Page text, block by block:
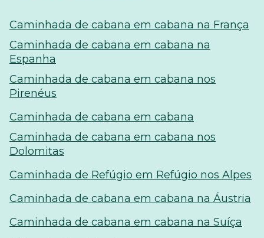
Caminhada de cabana em cabana na França
Caminhada de cabana em cabana na
Espanha
Caminhada de cabana em cabana nos
Pirenéus
Caminhada de cabana em cabana
Caminhada de cabana em cabana nos
Dolomitas
Caminhada de Refúgio em Refúgio nos Alpes
Caminhada de cabana em cabana na Áustria
Caminhada de cabana em cabana na Suíça